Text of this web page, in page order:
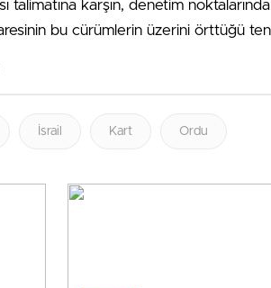
talimatına karşın, denetim
bu cürümlerin üzerini örttüğü
İsrail Kart Ordu